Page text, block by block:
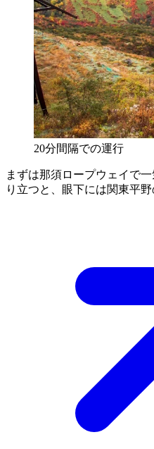
20分間隔での運行
まずは那須ロープウェイで
り立つと、眼下には関東平